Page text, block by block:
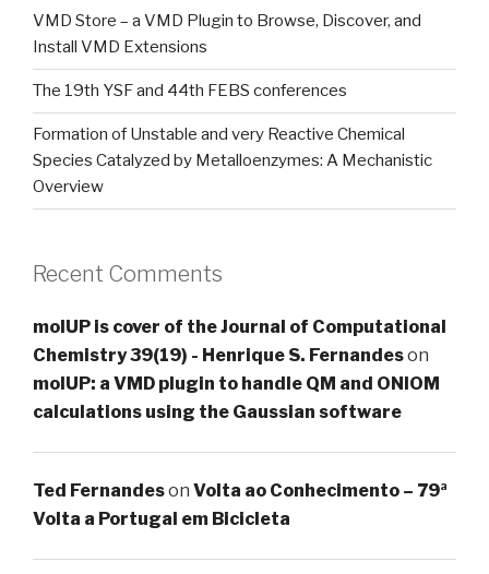
VMD Store – a VMD Plugin to Browse, Discover, and
Install VMD Extensions
The 19th YSF and 44th FEBS conferences
Formation of Unstable and very Reactive Chemical
Species Catalyzed by Metalloenzymes: A Mechanistic
Overview
Recent Comments
molUP is cover of the Journal of Computational
Chemistry 39(19) - Henrique S. Fernandeson
molUP: a VMD plugin to handle QM and ONIOM
calculations using the Gaussian software
Ted Fernandeson Volta ao Conhecimento – 79ª
Volta a Portugal em Bicicleta